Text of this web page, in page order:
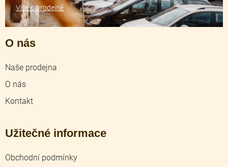
O nás
Naše prodejna
O nás
Kontakt
Užitečné informace
Obchodní podmínky
Více o prodejně